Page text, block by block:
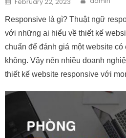
February 22, 2023
Responsive là gì? Thuật ngữ
với những ai hiểu về thiết kế
chuẩn để đánh giá một website
không. Vậy nên nhiều doanh
thiết kế website responsive với